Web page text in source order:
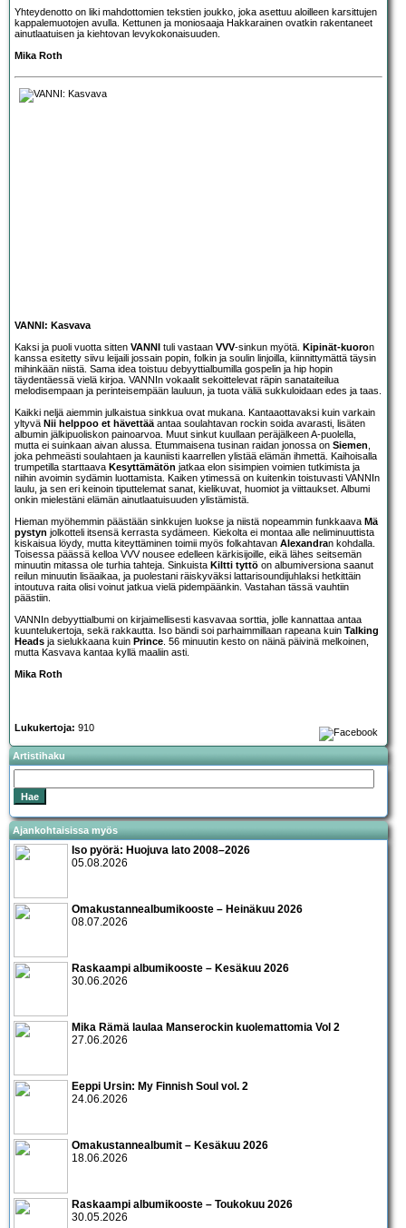
Yhteydenotto on liki mahdottomien tekstien joukko, joka asettuu aloilleen karsittujen
kappalemuotojen avulla. Kettunen ja moniosaaja Hakkarainen ovatkin rakentaneet
ainutlaatuisen ja kiehtovan levykokonaisuuden.
Mika Roth
VANNI: Kasvava
Kaksi ja puoli vuotta sitten VANNI tuli vastaan VVV-sinkun myötä. Kipinät-kuoron
kanssa esitetty siivu leijaili jossain popin, folkin ja soulin linjoilla, kiinnittymättä täysin
mihinkään niistä. Sama idea toistuu debyyttialbumilla gospelin ja hip hopin
täydentäessä vielä kirjoa. VANNIn vokaalit sekoittelevat räpin sanataiteilua
melodisempaan ja perinteisempään lauluun, ja tuota väliä sukkuloidaan edes ja taas.
Kaikki neljä aiemmin julkaistua sinkkua ovat mukana. Kantaaottavaksi kuin varkain
yltyvä Nii helppoo et hävettää antaa soulahtavan rockin soida avarasti, lisäten
albumin jälkipuoliskon painoarvoa. Muut sinkut kuullaan peräjälkeen A-puolella,
mutta ei suinkaan aivan alussa. Etummaisena tusinan raidan jonossa on Siemen
joka pehmeästi soulahtaen ja kauniisti kaarrellen ylistää elämän ihmettä. Kaihoisalla
trumpetilla starttaava Kesyttämätön jatkaa elon sisimpien voimien tutkimista ja
niihin avoimin sydämin luottamista. Kaiken ytimessä on kuitenkin toistuvasti VANNIn
laulu, ja sen eri keinoin tiputtelemat sanat, kielikuvat, huomiot ja viittaukset. Albumi
onkin mielestäni elämän ainutlaatuisuuden ylistämistä.
Hieman myöhemmin päästään sinkkujen luokse ja niistä nopeammin funkkaava Mä
pystyn jolkotteli itsensä kerrasta sydämeen. Kiekolta ei montaa alle neliminuuttista
kiskaisua löydy, mutta kiteyttäminen toimii myös folkahtavan Alexandran kohdalla.
Toisessa päässä kelloa VVV nousee edelleen kärkisijoille, eikä lähes seitsemän
minuutin mitassa ole turhia tahteja. Sinkuista Kiltti tyttö on albumiversiona saanut
reilun minuutin lisäaikaa, ja puolestani räiskyväksi lattarisoundijuhlaksi hetkittäin
intoutuva raita olisi voinut jatkua vielä pidempäänkin. Vastahan tässä vauhtiin
päästiin.
VANNIn debyyttialbumi on kirjaimellisesti kasvavaa sorttia, jolle kannattaa antaa
kuuntelukertoja, sekä rakkautta. Iso bändi soi parhaimmillaan rapeana kuin Talking
Heads ja sielukkaana kuin Prince . 56 minuutin kesto on näinä päivinä melkoinen,
mutta Kasvava kantaa kyllä maaliin asti.
Mika Roth
Lukukertoja: 910
Artistihaku
Ajankohtaisissa myös
Iso pyörä: Huojuva lato 2008–2026
05.08.2026
Omakustannealbumikooste – Heinäkuu 2026
08.07.2026
Raskaampi albumikooste – Kesäkuu 2026
30.06.2026
Mika Rämä laulaa Manserockin kuolemattomia Vol 2
27.06.2026
Eeppi Ursin: My Finnish Soul vol. 2
24.06.2026
Omakustannealbumit – Kesäkuu 2026
18.06.2026
Raskaampi albumikooste – Toukokuu 2026
30.05.2026